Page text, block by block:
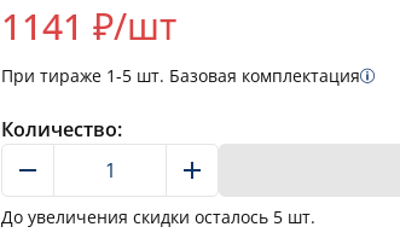
1141 ₽/шт
При тираже 1-5 шт. Базовая комплектация
Количество:
До увеличения скидки осталось 5 шт.